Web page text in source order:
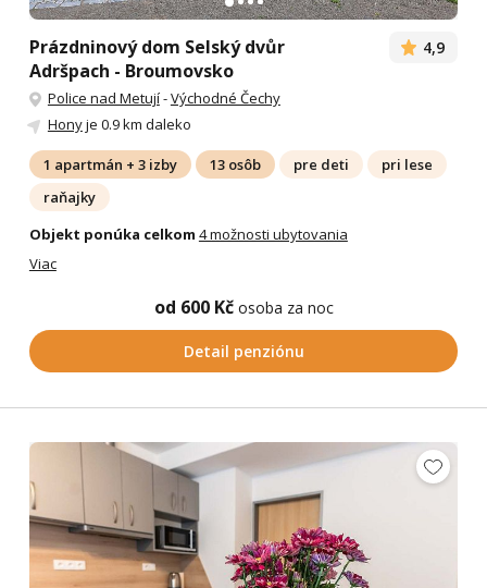
Prázdninový dom Selský dvůr
Adršpach - Broumovsko
4,9
Police nad Metují-Východné Čechy
Honyje 0.9 km daleko
1 apartmán + 3 izby 13 osôb pre deti
pri lese
raňajky
Objekt ponúka celkom 4 možnosti ubytovania
Viac
od 600 Kč osoba za noc
Detail penziónu